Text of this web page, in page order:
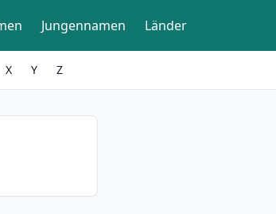
Jungennamen Länder
X Y Z